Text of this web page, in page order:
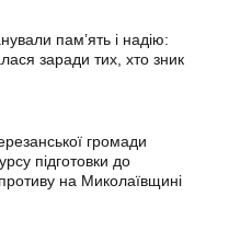
пам’ять і надію:
заради тих, хто зник
громади
підготовки до
на Миколаївщині